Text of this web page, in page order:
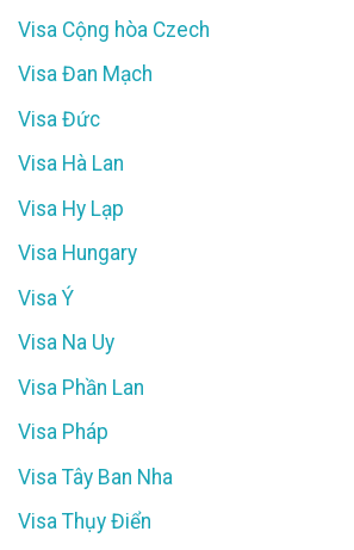
Visa Cộng hòa Czech
Visa Đan Mạch
Visa Đức
Visa Hà Lan
Visa Hy Lạp
Visa Hungary
Visa Ý
Visa Na Uy
Visa Phần Lan
Visa Pháp
Visa Tây Ban Nha
Visa Thụy Điển